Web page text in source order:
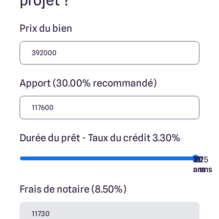
Prix du bien
Apport (30.00% recommandé)
Durée du prêt - Taux du crédit 3.30%
7
ans
10
ans
15
ans
20
ans
25
ans
Frais de notaire (8.50%)